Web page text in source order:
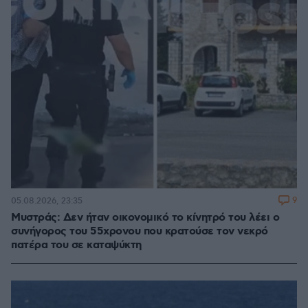
Μυστράς: Δεν ήταν οικονομικό το κίνητρό του λέει ο
συνήγορος του 55χρονου που κρατούσε τον νεκρό
πατέρα του σε καταψύκτη
05.08.2026, 23:35 9